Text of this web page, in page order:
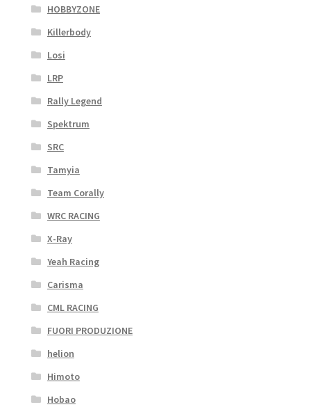
HOBBYZONE
Killerbody
Losi
LRP
Rally Legend
Spektrum
SRC
Tamyia
Team Corally
WRC RACING
X-Ray
Yeah Racing
Carisma
CML RACING
FUORI PRODUZIONE
helion
Himoto
Hobao